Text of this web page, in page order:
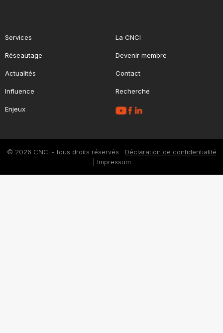
Services
Réseautage
Actualités
Influence
Enjeux
La CNCI
Devenir membre
Contact
Recherche
© 2026 CNCI - tous droits réservés Déclaration de confidentialité
Impressum